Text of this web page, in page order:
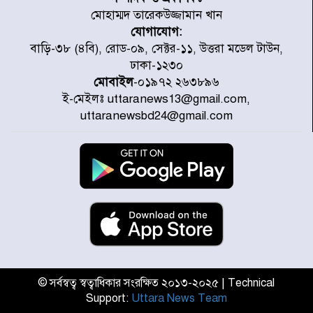
হাসিনার বক্তব্য প্রচারে ভারতের সমর্থন
নেই
জুলাই গণঅভ্যুত্থানে আহত যোদ্ধা
মিতুর খোঁজ নিলেন প্রধানমন্ত্রী
উত্তরায় জুলাই গণঅভ্যুত্থানের ৯২
শহীদের তালিকা প্রকাশ করল JRA
জুলাই গণঅভ্যুত্থানে উত্তরায় সর্বকনিষ্ঠ
শহীদ জাবির ইব্রাহীম: এক শিশুর রক্তে
রাজধানীতে আজ বৃষ্টির সম্ভাবনা, যা
মোহাম্মদ তারেকউজ্জামান খান
যোগাযোগ:
বাড়ি-৩৮ (৪বি), রোড-০৯, সেক্টর-১১, উত্তরা মডেল টাউন,
ঢাকা-১২৩০
মোবাইল-০১৯৭২ ২৬৩৮৯৬
ই-মেইলঃ uttaranews13@gmail.com,
uttaranewsbd24@gmail.com
© সর্বস্বত্ব স্বত্বাধিকার সংরক্ষিত ২০১৩-২০২৫ | Technical
Support: Uttara News Team